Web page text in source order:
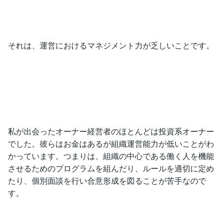
それは、運営におけるマネジメント力が乏しいことです。
私が出会ったオーナー経営者のほとんどは投資系オーナー
でした。彼らはお金はあるが組織運営能力が低いことがわ
かっています。つまりは、組織の中心である働く人を機能
させるためのプログラムを組んだり、ルールを適切に定め
たり、個別面談を行い合意形成を図ることが苦手なので
す。